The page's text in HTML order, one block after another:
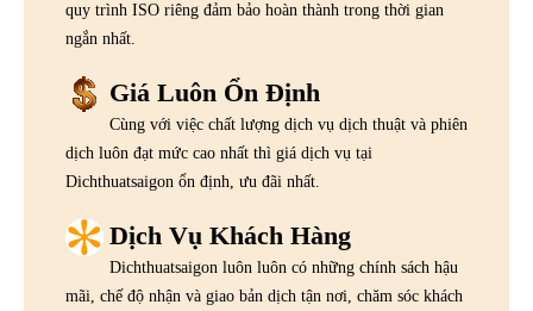
quy trình ISO riêng đảm bảo hoàn thành trong thời gian
ngắn nhất.
Giá Luôn Ổn Định
Cùng với việc chất lượng dịch vụ dịch thuật và phiên
dịch luôn đạt mức cao nhất thì giá dịch vụ tại
Dichthuatsaigon ổn định, ưu đãi nhất.
Dịch Vụ Khách Hàng
Dichthuatsaigon luôn luôn có những chính sách hậu
mãi, chế độ nhận và giao bản dịch tận nơi, chăm sóc khách